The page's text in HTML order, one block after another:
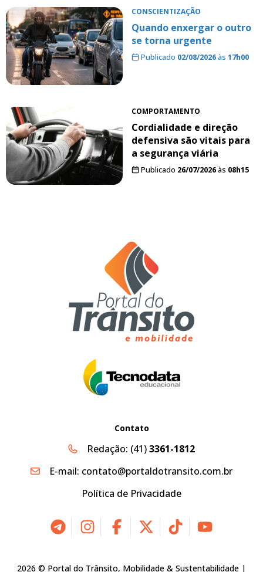
CONSCIENTIZAÇÃO
Quando enxergar o outro
se torna urgente
Publicado 02/08/2026às 17h00
COMPORTAMENTO
Cordialidade e direção
defensiva são vitais para
a segurança viária
Publicado 26/07/2026às 08h15
Contato
Redação: (41)3361-1812
E-mail: contato@portaldotransito.com.br
Política de Privacidade
2026 © Portal do Trânsito, Mobilidade & Sustentabilidade |